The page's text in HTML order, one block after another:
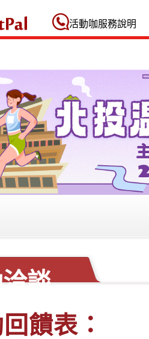
活動咖 Eventpal
活動咖服務說明
談
饋表